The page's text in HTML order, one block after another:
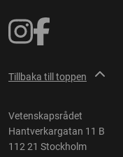
Tillbaka till toppen
Vetenskapsrådet
Hantverkargatan 11 B
112 21 Stockholm